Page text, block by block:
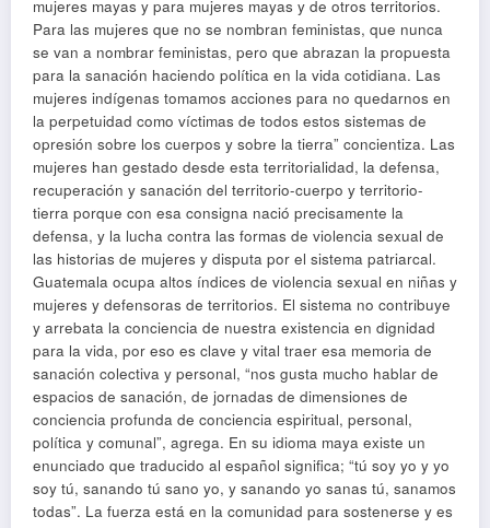
mujeres mayas y para mujeres mayas y de otros territorios.
Para las mujeres que no se nombran feministas, que nunca
se van a nombrar feministas, pero que abrazan la propuesta
para la sanación haciendo política en la vida cotidiana. Las
mujeres indígenas tomamos acciones para no quedarnos en
la perpetuidad como víctimas de todos estos sistemas de
opresión sobre los cuerpos y sobre la tierra” concientiza. Las
mujeres han gestado desde esta territorialidad, la defensa,
recuperación y sanación del territorio-cuerpo y territorio-
tierra porque con esa consigna nació precisamente la
defensa, y la lucha contra las formas de violencia sexual de
las historias de mujeres y disputa por el sistema patriarcal.
Guatemala ocupa altos índices de violencia sexual en niñas y
mujeres y defensoras de territorios. El sistema no contribuye
y arrebata la conciencia de nuestra existencia en dignidad
para la vida, por eso es clave y vital traer esa memoria de
sanación colectiva y personal, “nos gusta mucho hablar de
espacios de sanación, de jornadas de dimensiones de
conciencia profunda de conciencia espiritual, personal,
política y comunal”, agrega. En su idioma maya existe un
enunciado que traducido al español significa; “tú soy yo y yo
soy tú, sanando tú sano yo, y sanando yo sanas tú, sanamos
todas”. La fuerza está en la comunidad para sostenerse y es